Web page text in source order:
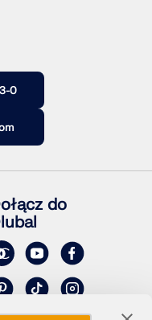
0
do